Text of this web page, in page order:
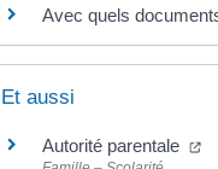
Avec quels
Et aussi
Autorité parentale